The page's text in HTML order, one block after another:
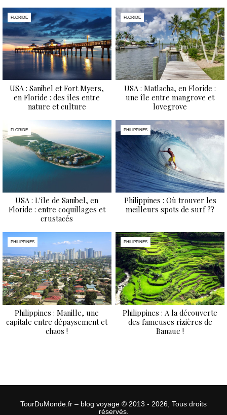
FLORIDE
USA : Sanibel et Fort Myers,
en Floride : des îles entre
nature et culture
FLORIDE
USA : Matlacha, en Floride :
une île entre mangrove et
lovegrove
FLORIDE
USA : L'île de Sanibel, en
Floride : entre coquillages et
crustacés
PHILIPPINES
Philippines : Où trouver les
meilleurs spots de surf ??
PHILIPPINES
Philippines : Manille, une
capitale entre dépaysement et
chaos !
PHILIPPINES
Philippines : A la découverte
des fameuses rizières de
Banaue !
TourDuMonde.fr – blog voyage © 2013 - 2026, Tous droits
réservés.